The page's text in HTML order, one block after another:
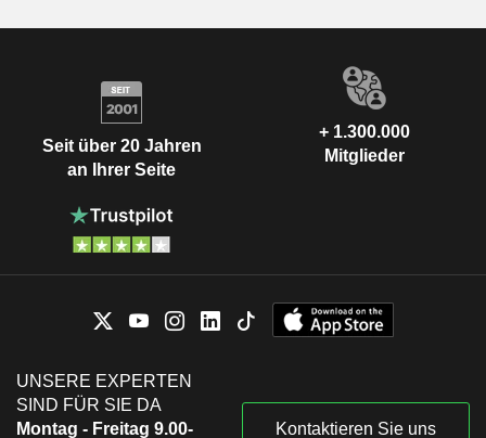
Seit über 20 Jahren
an Ihrer Seite
+ 1.300.000
Mitglieder
UNSERE EXPERTEN
SIND FÜR SIE DA
Montag - Freitag 9.00-
Kontaktieren Sie uns